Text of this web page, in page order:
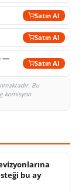
Satın Al
Satın Al
—
Satın Al
Bu
komisyon
bu ay